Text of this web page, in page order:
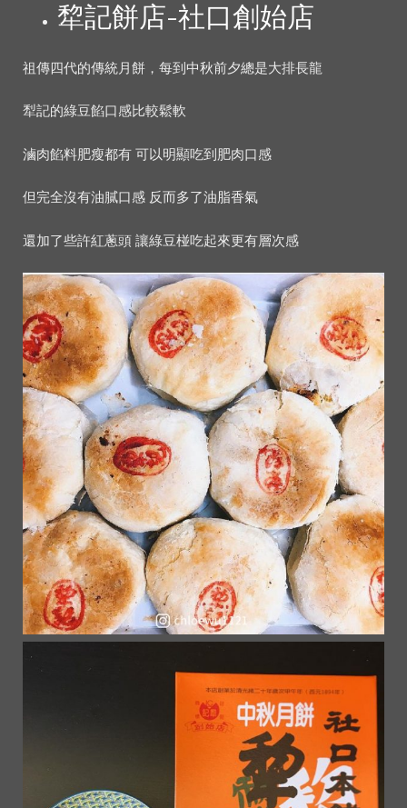
犂記餅店-社口創始店
祖傳四代的傳統月餅，每到中秋前夕總是大排長龍
犁記的綠豆餡口感比較鬆軟
滷肉餡料肥瘦都有 可以明顯吃到肥肉口感
但完全沒有油膩口感 反而多了油脂香氣
還加了些許紅蔥頭 讓綠豆椪吃起來更有層次感